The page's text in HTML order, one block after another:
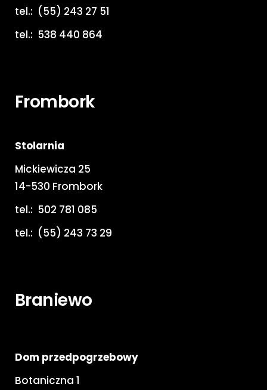
tel.: (55) 243 27 51
tel.: 538 440 864
Frombork
Stolarnia
Mickiewicza 25
14-530 Frombork
tel.: 502 781 085
tel.: (55) 243 73 29
Braniewo
Dom przedpogrzebowy
Botaniczna 1